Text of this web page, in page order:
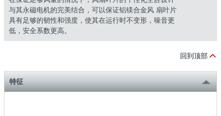
与其永磁电机的完美结合，可以保证铝镁合金风 扇叶片
具有足够的韧性和强度，使其在运行时不变形，噪音更
低，安全系数更高。
回到顶部
特征